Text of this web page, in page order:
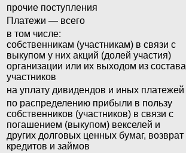
прочие поступления
Платежи — всего
в том числе:
собственникам (участникам) в связи с
выкупом у них акций (долей участия)
организации или их выходом из состава
участников
на уплату дивидендов и иных платежей
по распределению прибыли в пользу
собственников (участников) в связи с
погашением (выкупом) векселей и
других долговых ценных бумаг, возврат
кредитов и займов